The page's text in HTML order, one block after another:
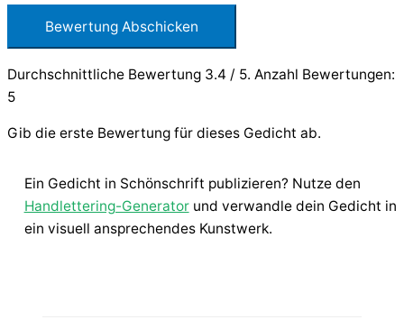
Bewertung Abschicken
Durchschnittliche Bewertung 3.4 / 5. Anzahl Bewertungen:
5
Gib die erste Bewertung für dieses Gedicht ab.
Ein Gedicht in Schönschrift publizieren? Nutze den
Handlettering-Generatorund verwandle dein Gedicht in
ein visuell ansprechendes Kunstwerk.